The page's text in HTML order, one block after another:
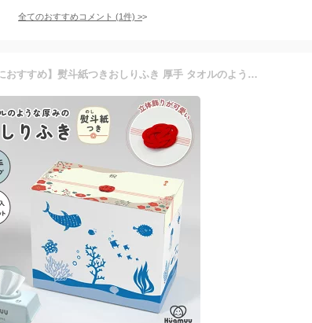
全てのおすすめコメント (1件) >
【出産祝い☆ギフトにおすすめ】熨斗紙つきおしりふき 厚手 タオルのような厚み 大判 蓋付き 80枚入り 9個セット ギフト 出産祝い ウェットティッシュ おてふき 体拭き 手口ふき おしり拭き お尻拭き お尻ふき 水分たっぷり 無添加 シート Hugmuu ハグムー